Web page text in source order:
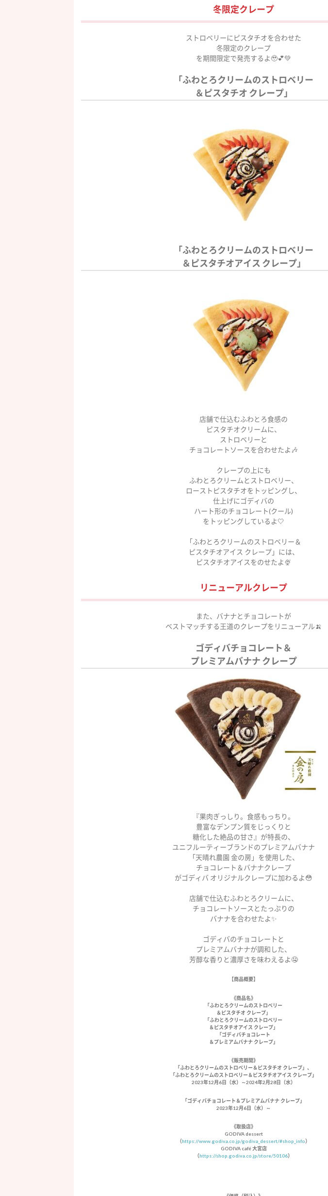
冬限定クレープ
ストロベリーにピスタチオを合わせた
冬限定のクレープ
を期間限定で発売するよ🥹💕💚
「ふわとろクリームのストロベリー
＆ピスタチオ クレープ」
「ふわとろクリームのストロベリー
＆ピスタチオアイス クレープ」
店舗で仕込むふわとろ食感の
ピスタチオクリームに、
ストロベリーと
チョコレートソースを合わせたよ🎶
クレープの上にも
ふわとろクリームとストロベリー、
ローストピスタチオをトッピングし、
仕上げにゴディバの
ハート形のチョコレート(クール)
をトッピングしているよ🤍
「ふわとろクリームのストロベリー＆
ピスタチオアイス クレープ」には、
ピスタチオアイスをのせたよ🍨
リニューアルクレープ
また、バナナとチョコレートが
ベストマッチする王道のクレープをリニューアル🍌
ゴディバチョコレート＆
プレミアムバナナ クレープ
『果肉ぎっしり。食感もっちり。
豊富なデンプン質をじっくりと
糖化した絶品の甘さ』が特長の、
ユニフルーティーブランドのプレミアムバナナ
「天晴れ農園 金の房」を使用した、
チョコレート＆バナナクレープ
がゴディバ オリジナルクレープに加わるよ😳
店舗で仕込むふわとろクリームに、
チョコレートソースとたっぷりの
バナナを合わせたよ✨
ゴディバのチョコレートと
プレミアムバナナが調和した、
芳醇な香りと濃厚さを味わえるよ🤤
【商品概要】
《商品名》
「ふわとろクリームのストロベリー
＆ピスタチオ クレープ」
「ふわとろクリームのストロベリー
＆ピスタチオアイス クレープ」
「ゴディバチョコレート
＆プレミアムバナナ クレープ」
《販売期間》
「ふわとろクリームのストロベリー＆ピスタチオ クレープ」、
「ふわとろクリームのストロベリー＆ピスタチオアイス クレープ」
2023年12月6日（水）～2024年2月28日（水）
「ゴディバチョコレート＆プレミアムバナナ クレープ」
2023年12月6日（水）～
《取扱店》
GODIVA dessert
（https://www.godiva.co.jp/godiva_dessert/#shop_info）
GODIVA café 大宮店
（https://shop.godiva.co.jp/store/50106）